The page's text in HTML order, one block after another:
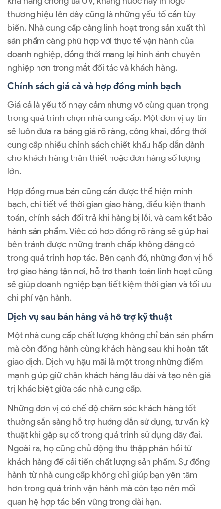
thương hiệu lên dây cũng là những yếu tố cần tùy
biến. Nhà cung cấp càng linh hoạt trong sản xuất thì
sản phẩm càng phù hợp với thực tế vận hành của
doanh nghiệp, đồng thời mang lại hình ảnh chuyên
nghiệp hơn trong mắt đối tác và khách hàng.
Chính sách giá cả và hợp đồng minh bạch
Giá cả là yếu tố nhạy cảm nhưng vô cùng quan trọng
trong quá trình chọn nhà cung cấp. Một đơn vị uy tín
sẽ luôn đưa ra bảng giá rõ ràng, công khai, đồng thời
cung cấp nhiều chính sách chiết khấu hấp dẫn dành
cho khách hàng thân thiết hoặc đơn hàng số lượng
lớn.
Hợp đồng mua bán cũng cần được thể hiện minh
bạch, chi tiết về thời gian giao hàng, điều kiện thanh
toán, chính sách đổi trả khi hàng bị lỗi, và cam kết bảo
hành sản phẩm. Việc có hợp đồng rõ ràng sẽ giúp hai
bên tránh được những tranh chấp không đáng có
trong quá trình hợp tác. Bên cạnh đó, những đơn vị hỗ
trợ giao hàng tận nơi, hỗ trợ thanh toán linh hoạt cũng
sẽ giúp doanh nghiệp bạn tiết kiệm thời gian và tối ưu
chi phí vận hành.
Dịch vụ sau bán hàng và hỗ trợ kỹ thuật
Một nhà cung cấp chất lượng không chỉ bán sản phẩm
mà còn đồng hành cùng khách hàng sau khi hoàn tất
giao dịch. Dịch vụ hậu mãi là một trong những điểm
mạnh giúp giữ chân khách hàng lâu dài và tạo nên giá
trị khác biệt giữa các nhà cung cấp.
Những đơn vị có chế độ chăm sóc khách hàng tốt
thường sẵn sàng hỗ trợ hướng dẫn sử dụng, tư vấn kỹ
thuật khi gặp sự cố trong quá trình sử dụng dây đai.
Ngoài ra, họ cũng chủ động thu thập phản hồi từ
khách hàng để cải tiến chất lượng sản phẩm. Sự đồng
hành từ nhà cung cấp không chỉ giúp bạn yên tâm
hơn trong quá trình vận hành mà còn tạo nên mối
quan hệ hợp tác bền vững trong dài hạn.